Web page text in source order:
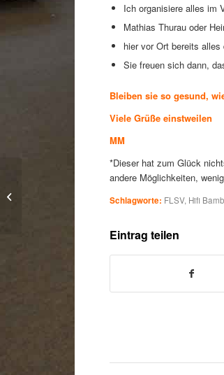
Ich organisiere alles im
Mathias Thurau oder
hier vor Ort bereits alles
Sie freuen sich dann,
Bleiben sie so gesund,
Viele Grüße einstweilen
MM
*Dieser hat zum Glück
andere Möglichkeiten,
Schlagworte: FLSV, Hifi
Eintrag teilen